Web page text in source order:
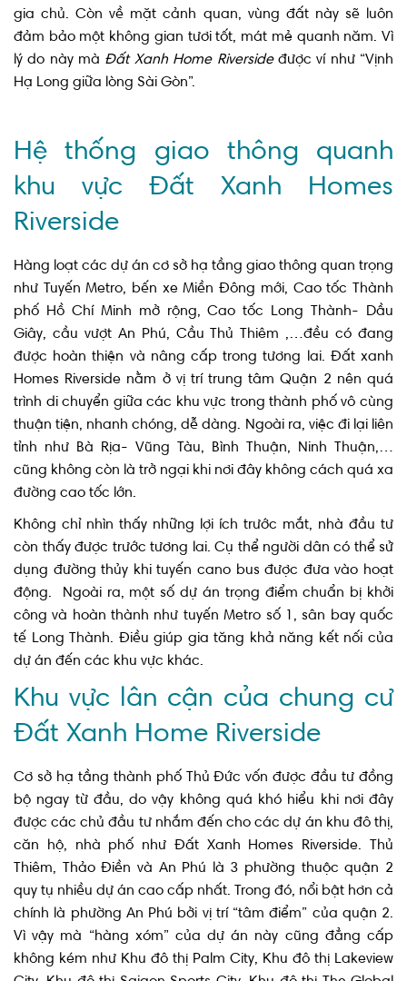
gia chủ. Còn về mặt cảnh quan, vùng đất này sẽ luôn
đảm bảo một không gian tươi tốt, mát mẻ quanh năm. Vì
lý do này mà Đất Xanh Home Riversideđược ví như “Vịnh
Hạ Long giữa lòng Sài Gòn”.
Hệ thống giao thông quanh
khu vực Đất Xanh Homes
Riverside
Hàng loạt các dự án cơ sở hạ tầng giao thông quan trọng
như Tuyến Metro, bến xe Miền Đông mới, Cao tốc Thành
phố Hồ Chí Minh mở rộng, Cao tốc Long Thành- Dầu
Giây, cầu vượt An Phú, Cầu Thủ Thiêm ,…đều có đang
được hoàn thiện và nâng cấp trong tương lai. Đất xanh
Homes Riverside nằm ở vị trí trung tâm Quận 2 nên quá
trình di chuyển giữa các khu vực trong thành phố vô cùng
thuận tiện, nhanh chóng, dễ dàng. Ngoài ra, việc đi lại liên
tỉnh như Bà Rịa- Vũng Tàu, Bình Thuận, Ninh Thuận,…
cũng không còn là trở ngại khi nơi đây không cách quá xa
đường cao tốc lớn.
Không chỉ nhìn thấy những lợi ích trước mắt, nhà đầu tư
còn thấy được trước tương lai. Cụ thể người dân có thể sử
dụng đường thủy khi tuyến cano bus được đưa vào hoạt
động. Ngoài ra, một số dự án trọng điểm chuẩn bị khởi
công và hoàn thành như tuyến Metro số 1, sân bay quốc
tế Long Thành. Điều giúp gia tăng khả năng kết nối của
dự án đến các khu vực khác.
Khu vực lân cận của chung cư
Đất Xanh Home Riverside
Cơ sở hạ tầng thành phố Thủ Đức vốn được đầu tư đồng
bộ ngay từ đầu, do vậy không quá khó hiểu khi nơi đây
được các chủ đầu tư nhắm đến cho các dự án khu đô thị,
căn hộ, nhà phố như Đất Xanh Homes Riverside. Thủ
Thiêm, Thảo Điền và An Phú là 3 phường thuộc quận 2
quy tụ nhiều dự án cao cấp nhất. Trong đó, nổi bật hơn cả
chính là phường An Phú bởi vị trí “tâm điểm” của quận 2.
Vì vậy mà “hàng xóm” của dự án này cũng đẳng cấp
không kém như Khu đô thị Palm City, Khu đô thị Lakeview